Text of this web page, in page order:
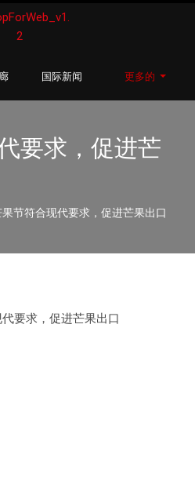
国际新闻 更多的
要求，促进芒
果节符合现代要求，促进芒果出口